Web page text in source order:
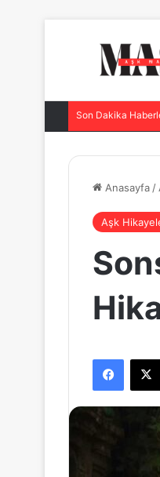
Son Dakika
Anasayfa /
Aşk